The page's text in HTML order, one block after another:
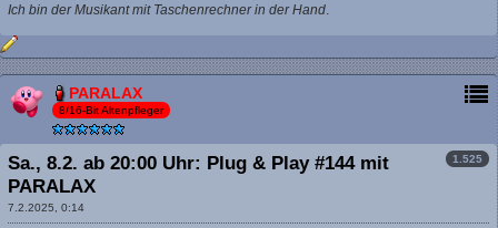
Ich bin der Musikant mit Taschenrechner in der Hand.
PARALAX
8/16-Bit Altenpfleger
1.525
Sa., 8.2. ab 20:00 Uhr: Plug & Play #144 mit
PARALAX
7.2.2025, 0:14